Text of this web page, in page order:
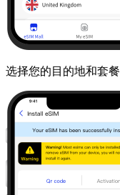
选择您的目的地和套餐